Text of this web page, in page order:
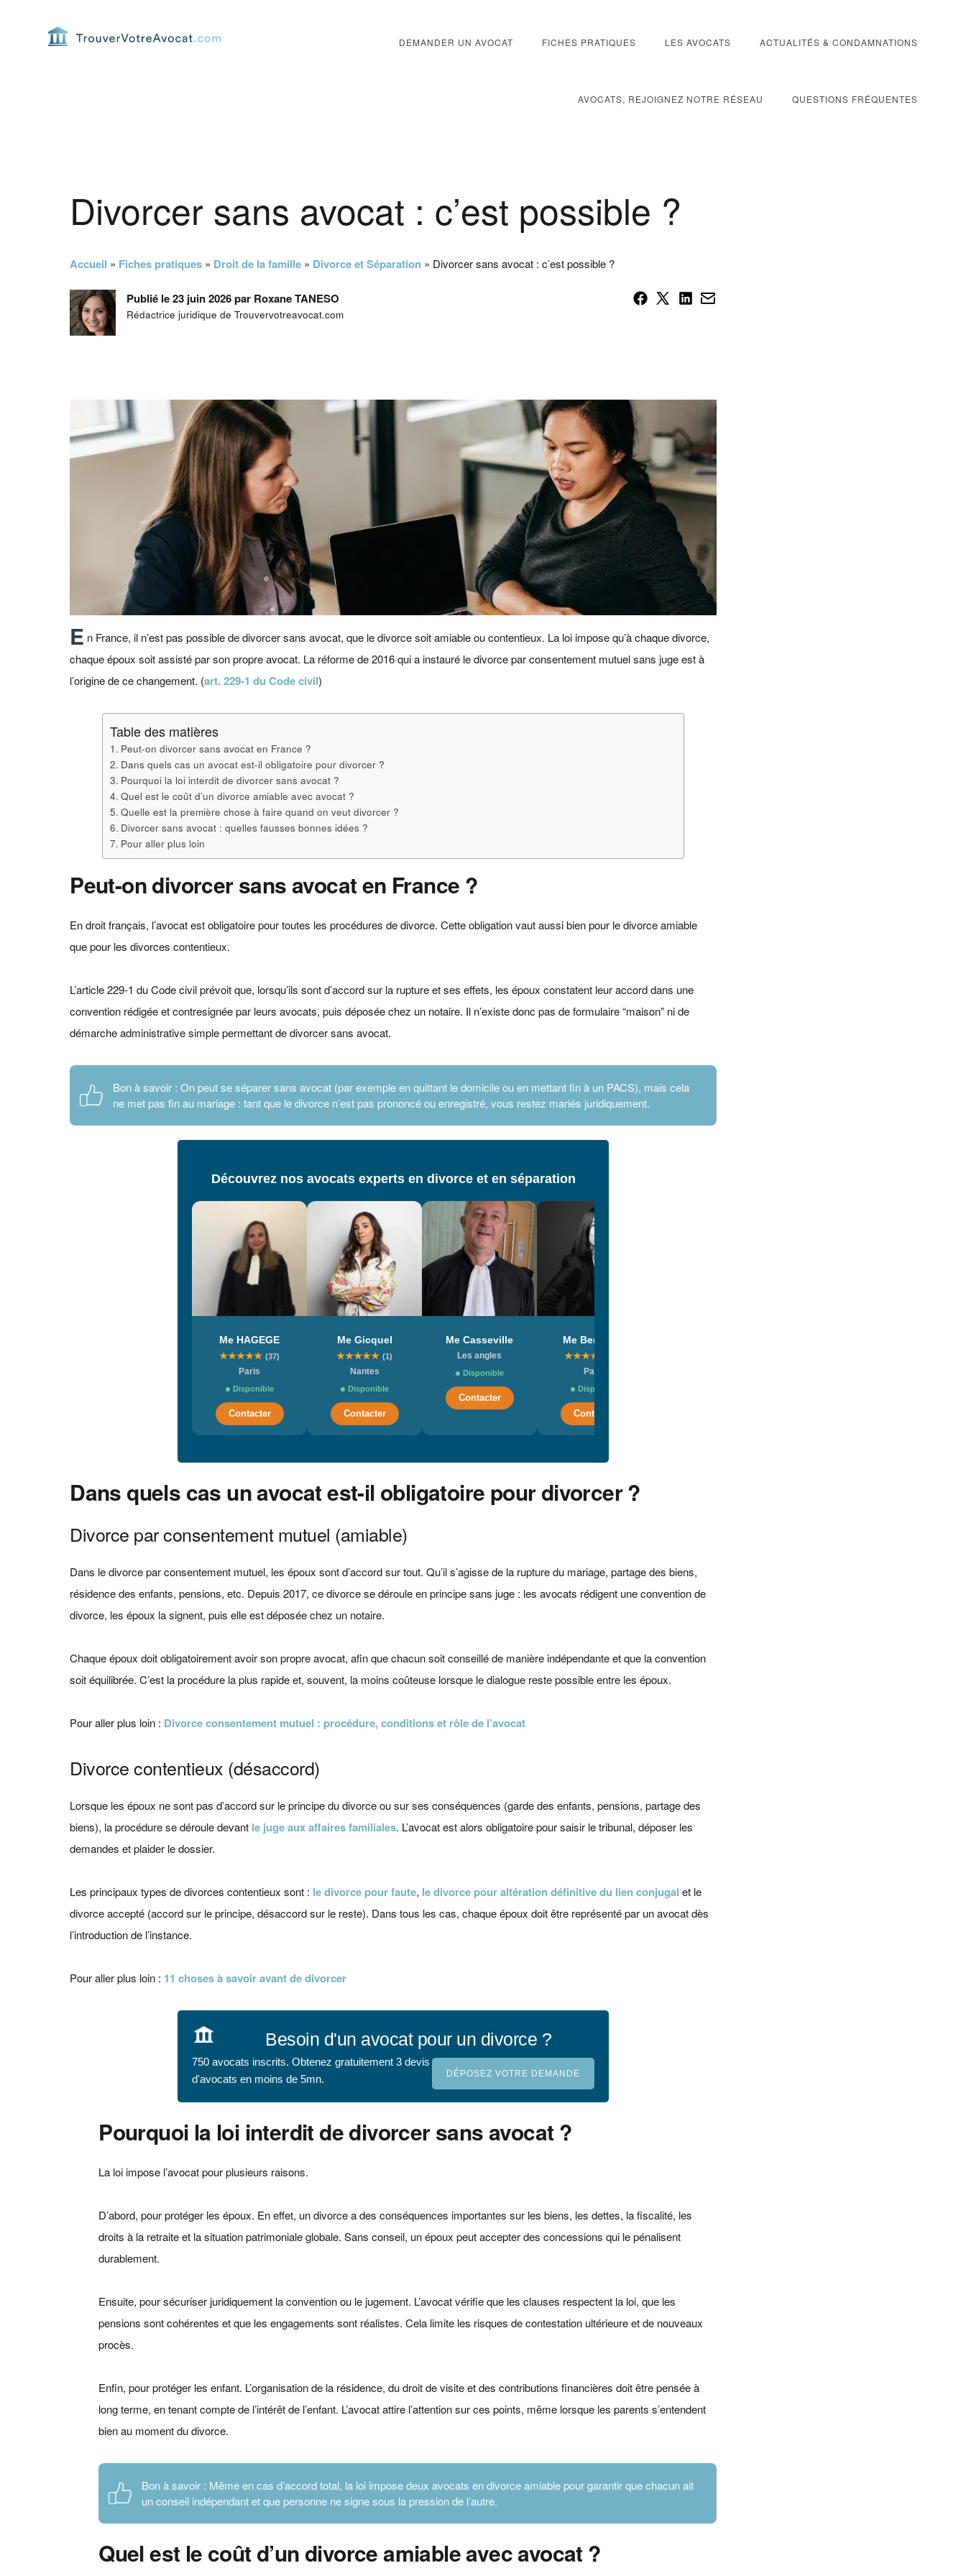
DEMANDER UN AVOCAT FICHES PRATIQUES LES AVOCATS ACTUALITÉS & CONDAMNATIONS
AVOCATS, REJOIGNEZ NOTRE RÉSEAU QUESTIONS FRÉQUENTES
Divorcer sans avocat : c’est possible ?
Accueil » Fiches pratiques » Droit de la famille » Divorce et Séparation » Divorcer sans avocat : c’est possible ?
Publié le 23 juin 2026 par Roxane TANESO
Rédactrice juridique de Trouvervotreavocat.com
E n France, il n’est pas possible de divorcer sans avocat, que le divorce soit amiable ou contentieux. La loi impose qu’à chaque divorce,
chaque époux soit assisté par son propre avocat. La réforme de 2016 qui a instauré le divorce par consentement mutuel sans juge est à
l’origine de ce changement. (art. 229-1 du Code civil)
Table des matières
Peut-on divorcer sans avocat en France ?
Dans quels cas un avocat est-il obligatoire pour divorcer ?
Pourquoi la loi interdit de divorcer sans avocat ?
Quel est le coût d’un divorce amiable avec avocat ?
Quelle est la première chose à faire quand on veut divorcer ?
Divorcer sans avocat : quelles fausses bonnes idées ?
Pour aller plus loin
Peut-on divorcer sans avocat en France ?
En droit français, l’avocat est obligatoire pour toutes les procédures de divorce. Cette obligation vaut aussi bien pour le divorce amiable
que pour les divorces contentieux.
L’article 229‑1 du Code civil prévoit que, lorsqu’ils sont d’accord sur la rupture et ses effets, les époux constatent leur accord dans une
convention rédigée et contresignée par leurs avocats, puis déposée chez un notaire. Il n’existe donc pas de formulaire “maison” ni de
démarche administrative simple permettant de divorcer sans avocat.
Bon à savoir : On peut se séparer sans avocat (par exemple en quittant le domicile ou en mettant fin à un PACS), mais cela
ne met pas fin au mariage : tant que le divorce n’est pas prononcé ou enregistré, vous restez mariés juridiquement.
Découvrez nos avocats experts en divorce et en séparation
Me HAGEGE
★★★★★ (37)
Paris
Disponible
Contacter
Me Gicquel
★★★★★ (1)
Nantes
Disponible
Contacter
Me Casseville
Les angles
Disponible
Contacter
Me Bendelac
★★★★
Paris
Disponible
Contacter
Dans quels cas un avocat est-il obligatoire pour divorcer ?
Divorce par consentement mutuel (amiable)
Dans le divorce par consentement mutuel, les époux sont d’accord sur tout. Qu’il s’agisse de la rupture du mariage, partage des biens,
résidence des enfants, pensions, etc. Depuis 2017, ce divorce se déroule en principe sans juge : les avocats rédigent une convention de
divorce, les époux la signent, puis elle est déposée chez un notaire.
Chaque époux doit obligatoirement avoir son propre avocat, afin que chacun soit conseillé de manière indépendante et que la convention
soit équilibrée. C’est la procédure la plus rapide et, souvent, la moins coûteuse lorsque le dialogue reste possible entre les époux.
Pour aller plus loin : Divorce consentement mutuel : procédure, conditions et rôle de l’avocat
Divorce contentieux (désaccord)
Lorsque les époux ne sont pas d’accord sur le principe du divorce ou sur ses conséquences (garde des enfants, pensions, partage des
biens), la procédure se déroule devant le juge aux affaires familiales. L’avocat est alors obligatoire pour saisir le tribunal, déposer les
demandes et plaider le dossier.
Les principaux types de divorces contentieux sont : le divorce pour faute, le divorce pour altération définitive du lien conjugalet le
divorce accepté (accord sur le principe, désaccord sur le reste). Dans tous les cas, chaque époux doit être représenté par un avocat dès
l’introduction de l’instance.
Pour aller plus loin : 11 choses à savoir avant de divorcer
Besoin d'un avocat pour un divorce ?
DÉPOSEZ VOTRE DEMANDE
750 avocats inscrits. Obtenez gratuitement 3 devis
d'avocats en moins de 5mn.
Pourquoi la loi interdit de divorcer sans avocat ?
La loi impose l’avocat pour plusieurs raisons.
D’abord, pour protéger les époux. En effet, un divorce a des conséquences importantes sur les biens, les dettes, la fiscalité, les
droits à la retraite et la situation patrimoniale globale. Sans conseil, un époux peut accepter des concessions qui le pénalisent
durablement.
Ensuite, pour sécuriser juridiquement la convention ou le jugement. L’avocat vérifie que les clauses respectent la loi, que les
pensions sont cohérentes et que les engagements sont réalistes. Cela limite les risques de contestation ultérieure et de nouveaux
procès.
Enfin, pour protéger les enfant. L’organisation de la résidence, du droit de visite et des contributions financières doit être pensée à
long terme, en tenant compte de l’intérêt de l’enfant. L’avocat attire l’attention sur ces points, même lorsque les parents s’entendent
bien au moment du divorce.
Bon à savoir : Même en cas d’accord total, la loi impose deux avocats en divorce amiable pour garantir que chacun ait
un conseil indépendant et que personne ne signe sous la pression de l’autre.
Quel est le coût d’un divorce amiable avec avocat ?